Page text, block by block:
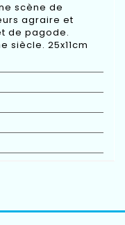
scène de
agraire et
de pagode.
siècle. 25x11cm